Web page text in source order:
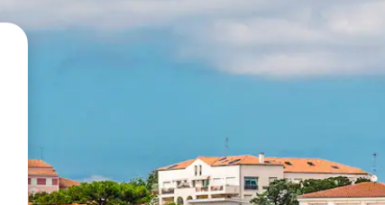
och nedåtpilarna eller utforska genom att trycka eller svepa.